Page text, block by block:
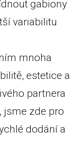
gabiony
variabilitu
mnoha
estetice a
partnera
jsme zde pro
dodání a